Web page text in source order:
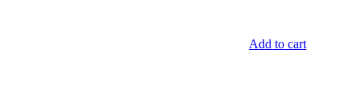
Add to cart